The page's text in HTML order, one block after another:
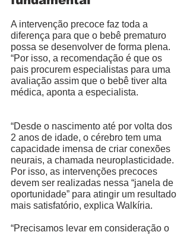
A intervenção precoce faz toda a
diferença para que o bebê prematuro
possa se desenvolver de forma plena.
“Por isso, a recomendação é que os
pais procurem especialistas para uma
avaliação assim que o bebê tiver alta
médica, aponta a especialista.
“Desde o nascimento até por volta dos
2 anos de idade, o cérebro tem uma
capacidade imensa de criar conexões
neurais, a chamada neuroplasticidade.
Por isso, as intervenções precoces
devem ser realizadas nessa “janela de
oportunidade” para atingir um resultado
mais satisfatório, explica Walkíria.
“Precisamos levar em consideração o